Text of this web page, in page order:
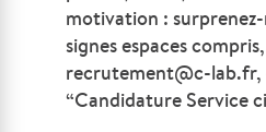
motivation :
signes espaces
recrutement@c-lab.fr,
“Candidature Service